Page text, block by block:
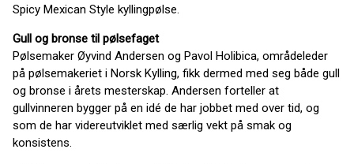
Spicy Mexican Style kyllingpølse.
Gull og bronse til pølsefaget
Pølsemaker Øyvind Andersen og Pavol Holibica, områdeleder
på pølsemakeriet i Norsk Kylling, fikk dermed med seg både gull
og bronse i årets mesterskap. Andersen forteller at
gullvinneren bygger på en idé de har jobbet med over tid, og
som de har videreutviklet med særlig vekt på smak og
konsistens.